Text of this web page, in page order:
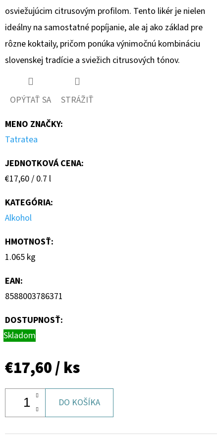
osviežujúcim citrusovým profilom. Tento likér je nielen
ideálny na samostatné popíjanie, ale aj ako základ pre
rôzne koktaily, pričom ponúka výnimočnú kombináciu
slovenskej tradície a sviežich citrusových tónov.
OPÝTAŤ SA
STRÁŽIŤ
MENO ZNAČKY:
Tatratea
JEDNOTKOVÁ CENA:
Jednotková
€17,60 / 0.7 l
KATEGÓRIA:
Alkohol
HMOTNOSŤ:
1.065 kg
EAN:
8588003786371
DOSTUPNOSŤ:
Skladom
€17,60/ ks
DO KOŠÍKA